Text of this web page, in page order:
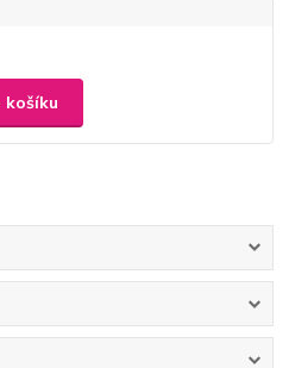
košíku